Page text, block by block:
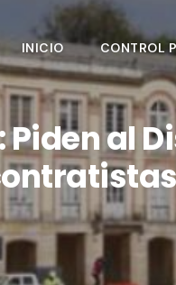
INICIO CONTROL
al